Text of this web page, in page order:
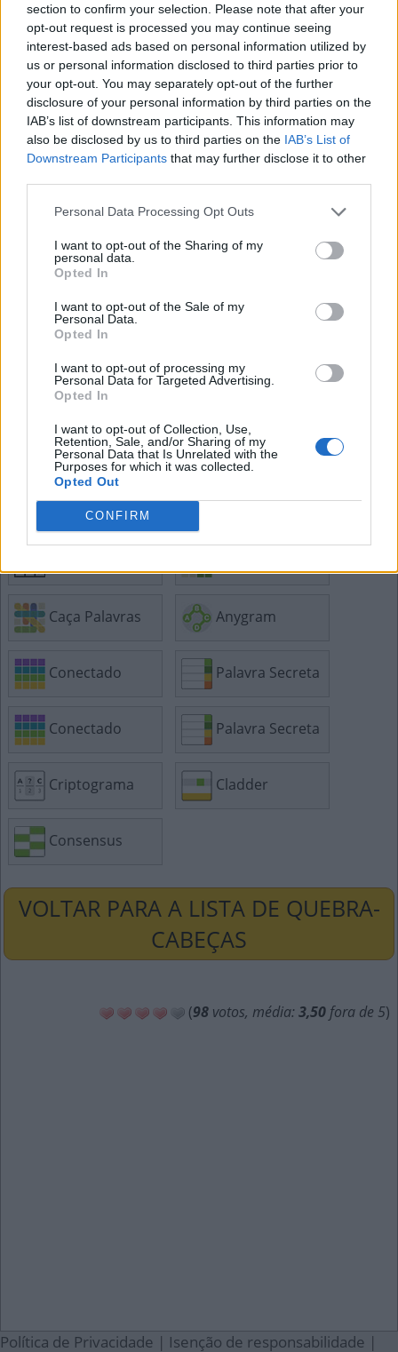
section to confirm your selection. Please note that after your
opt-out request is processed you may continue seeing
interest-based ads based on personal information utilized by
us or personal information disclosed to third parties prior to
your opt-out. You may separately opt-out of the further
disclosure of your personal information by third parties on the
IAB’s list of downstream participants. This information may
also be disclosed by us to third parties on the IAB’s List of
Downstream Participants that may further disclose it to other
Personal Data Processing Opt Outs
I want to opt-out of the Sharing of my
personal data.
Opted In
I want to opt-out of the Sale of my
Personal Data.
Opted In
I want to opt-out of processing my
Personal Data for Targeted Advertising.
Opted In
I want to opt-out of Collection, Use,
Retention, Sale, and/or Sharing of my
Personal Data that Is Unrelated with the
Purposes for which it was collected.
Opted Out
CONFIRM
Sudoku Junho 2 2026
2 1 9 6 7 4 8 5
3
7
5 6 1 8 3 4 2
9
5
9 7 4 2 6 3
3
9
7 5 8 4 1 6
6
8
Mais respostas de quebra-cabeças:
Cruzadinha Mini
Senha Hashtag
Caça Palavras Anygram
Conectado Palavra Secreta
Conectado Palavra Secreta
Criptograma Cladder
Consensus
VOLTAR PARA A LISTA DE QUEBRA-
CABEÇAS
(98 votos, média: 3,50 fora de 5)
Política de Privacidade | Isenção de responsabilidade |